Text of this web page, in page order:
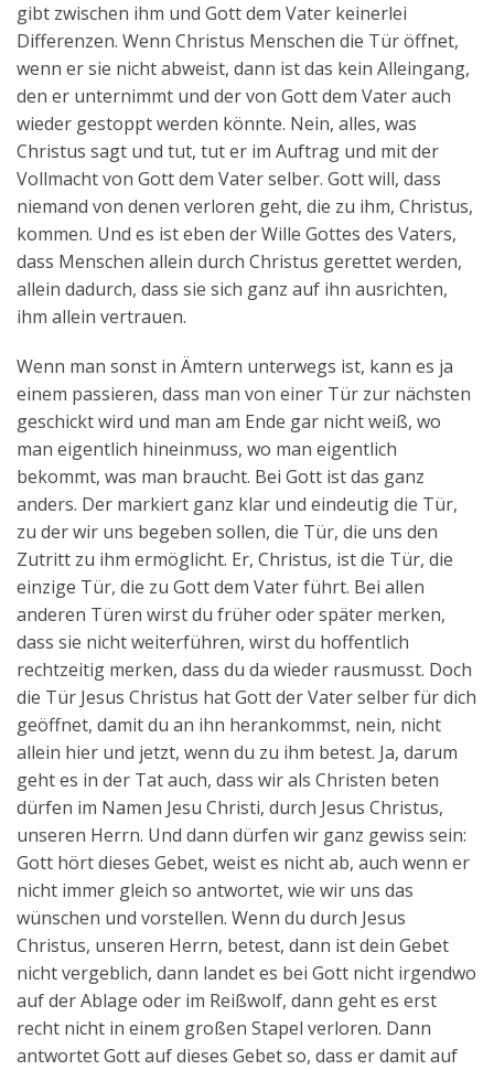
gibt zwischen ihm und Gott dem Vater keinerlei
Differenzen. Wenn Christus Menschen die Tür öffnet,
wenn er sie nicht abweist, dann ist das kein Alleingang,
den er unternimmt und der von Gott dem Vater auch
wieder gestoppt werden könnte. Nein, alles, was
Christus sagt und tut, tut er im Auftrag und mit der
Vollmacht von Gott dem Vater selber. Gott will, dass
niemand von denen verloren geht, die zu ihm, Christus,
kommen. Und es ist eben der Wille Gottes des Vaters,
dass Menschen allein durch Christus gerettet werden,
allein dadurch, dass sie sich ganz auf ihn ausrichten,
ihm allein vertrauen.
Wenn man sonst in Ämtern unterwegs ist, kann es ja
einem passieren, dass man von einer Tür zur nächsten
geschickt wird und man am Ende gar nicht weiß, wo
man eigentlich hineinmuss, wo man eigentlich
bekommt, was man braucht. Bei Gott ist das ganz
anders. Der markiert ganz klar und eindeutig die Tür,
zu der wir uns begeben sollen, die Tür, die uns den
Zutritt zu ihm ermöglicht. Er, Christus, ist die Tür, die
einzige Tür, die zu Gott dem Vater führt. Bei allen
anderen Türen wirst du früher oder später merken,
dass sie nicht weiterführen, wirst du hoffentlich
rechtzeitig merken, dass du da wieder rausmusst. Doch
die Tür Jesus Christus hat Gott der Vater selber für dich
geöffnet, damit du an ihn herankommst, nein, nicht
allein hier und jetzt, wenn du zu ihm betest. Ja, darum
geht es in der Tat auch, dass wir als Christen beten
dürfen im Namen Jesu Christi, durch Jesus Christus,
unseren Herrn. Und dann dürfen wir ganz gewiss sein:
Gott hört dieses Gebet, weist es nicht ab, auch wenn er
nicht immer gleich so antwortet, wie wir uns das
wünschen und vorstellen. Wenn du durch Jesus
Christus, unseren Herrn, betest, dann ist dein Gebet
nicht vergeblich, dann landet es bei Gott nicht irgendwo
auf der Ablage oder im Reißwolf, dann geht es erst
recht nicht in einem großen Stapel verloren. Dann
antwortet Gott auf dieses Gebet so, dass er damit auf